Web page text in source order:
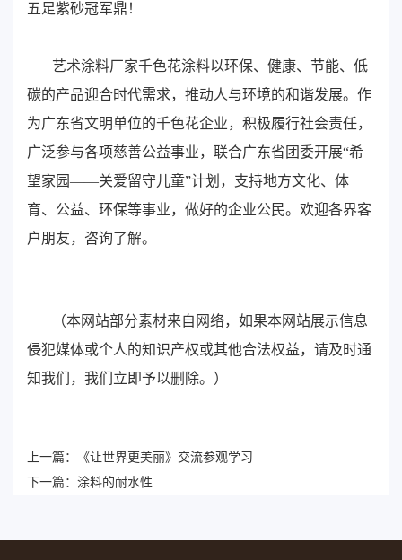
五足紫砂冠军鼎！
艺术涂料厂家千色花涂料以环保、健康、节能、低
碳的产品迎合时代需求，推动人与环境的和谐发展。作
为广东省文明单位的千色花企业，积极履行社会责任，
广泛参与各项慈善公益事业，联合广东省团委开展“希
望家园——关爱留守儿童”计划，支持地方文化、体
育、公益、环保等事业，做好的企业公民。欢迎各界客
户朋友，咨询了解。
（本网站部分素材来自网络，如果本网站展示信息
侵犯媒体或个人的知识产权或其他合法权益，请及时通
知我们，我们立即予以删除。）
上一篇：
《让世界更美丽》交流参观学习
下一篇： 涂料的耐水性